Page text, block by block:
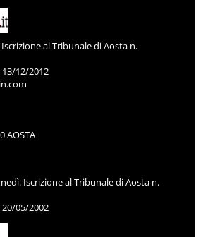
al Tribunale di Aosta n.
12/2012
AOSTA
Iscrizione al Tribunale di Aosta n.
05/2002